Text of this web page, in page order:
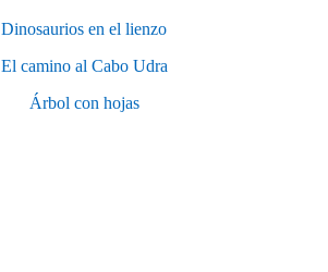
Dinosaurios en el lienzo
El camino al Cabo Udra
Árbol con hojas